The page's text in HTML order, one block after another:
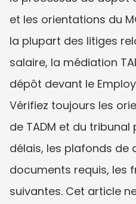
et les orientations du
la plupart des litiges
salaire, la médiation
dépôt devant le
Vérifiez toujours les
de TADM et du tribunal
délais, les plafonds de
documents requis, les
suivantes. Cet article